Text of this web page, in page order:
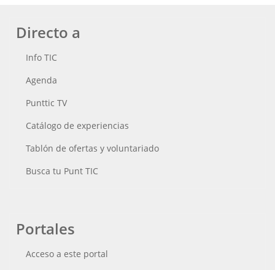
Directo a
Info TIC
Agenda
Punttic TV
Catálogo de experiencias
Tablón de ofertas y voluntariado
Busca tu Punt TIC
Portales
Acceso a este portal